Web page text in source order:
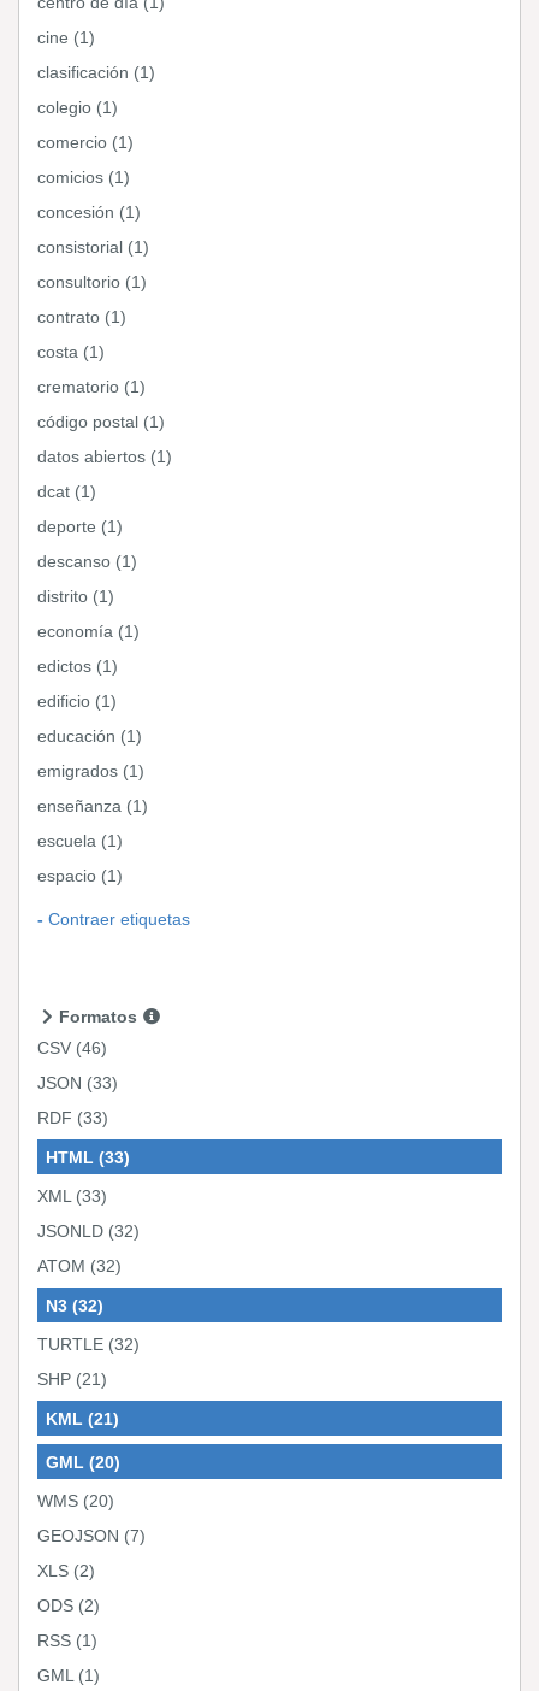
cine (1)
clasificación (1)
colegio (1)
comercio (1)
comicios (1)
concesión (1)
consistorial (1)
consultorio (1)
contrato (1)
costa (1)
crematorio (1)
código postal (1)
datos abiertos (1)
dcat (1)
deporte (1)
descanso (1)
distrito (1)
economía (1)
edictos (1)
edificio (1)
educación (1)
emigrados (1)
enseñanza (1)
escuela (1)
espacio (1)
Contraer etiquetas
Formatos
CSV (46)
JSON (33)
RDF (33)
HTML (33)
XML (33)
JSONLD (32)
ATOM (32)
N3 (32)
TURTLE (32)
SHP (21)
KML (21)
GML (20)
WMS (20)
GEOJSON (7)
XLS (2)
ODS (2)
RSS (1)
GML (1)